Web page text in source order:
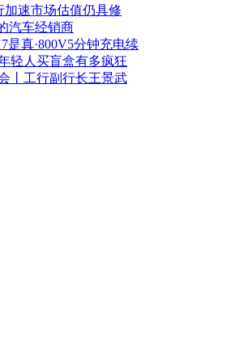
加速市场估值仍具修
汽车经销商
是真·800V5分钟充电续
轻人买盲盒有多疯狂
丨工行副行长王景武